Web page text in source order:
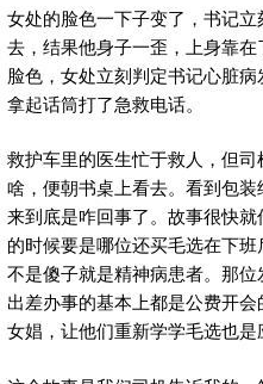
女处的脸色一下子变了，书记
去，结果他身子一歪，上身靠
脸色，女处立刻判定书记心脏
拿起话筒打了急救电话。
救护车里的医生忙于救人，但
啥，便朝书桌上看去。看到包
来到底是咋回事了。故事很快
的时候要是哪位还买毛选在下
不是傻子就是精神病患者。那
出差办事的基本上都是公费开
女娼，让他们重新学学毛选也是